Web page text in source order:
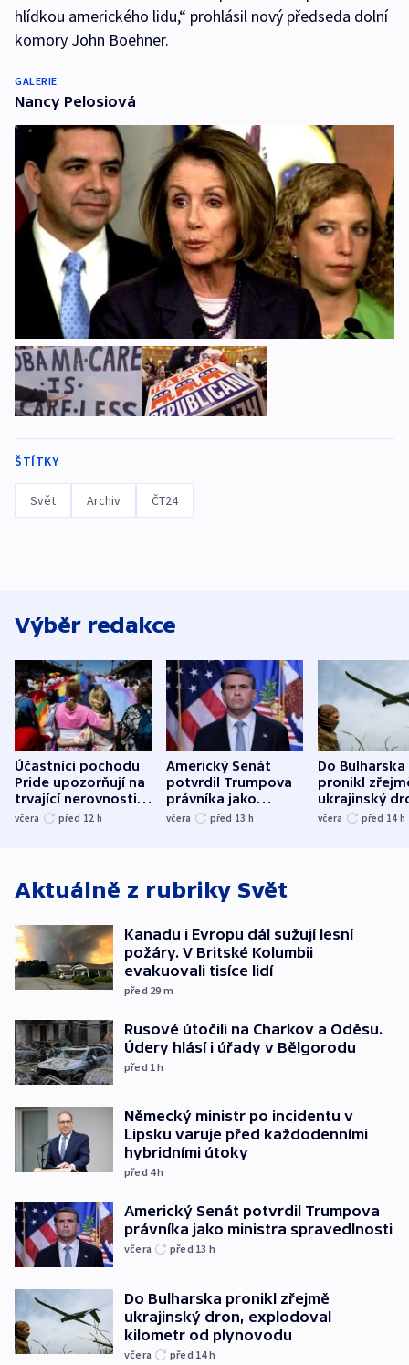
hlídkou amerického lidu,“ prohlásil nový předseda dolní
komory John Boehner.
GALERIE
Nancy Pelosiová
ŠTÍTKY
Svět Archiv ČT24
Výběr redakce
Účastníci pochodu
Pride upozorňují na
trvající nerovnosti i
společenskou
včera před 12 h
Americký Senát
potvrdil Trumpova
právníka jako
ministra
včera před 13 h
Do Bulharska
pronikl
ukrajinský
explodoval
včera před 14 h
Aktuálně z rubriky Svět
Kanadu i Evropu dál sužují lesní
požáry. V Britské Kolumbii
evakuovali tisíce lidí
před 29 m
Rusové útočili na Charkov a Oděsu.
Údery hlásí i úřady v Bělgorodu
před 1h
Německý ministr po incidentu v
Lipsku varuje před každodenními
hybridními útoky
před 4h
Americký Senát potvrdil Trumpova
právníka jako ministra spravedlnosti
včera před 13 h
Do Bulharska pronikl zřejmě
ukrajinský dron, explodoval
kilometr od plynovodu
včera před 14h